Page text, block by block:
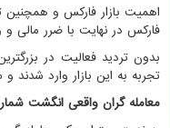
فارکس در نهایت با ضرر مالی
بدون تردید فعالیت در
تجربه به این بازار وارد شدند
معامله گران واقعی انگشت